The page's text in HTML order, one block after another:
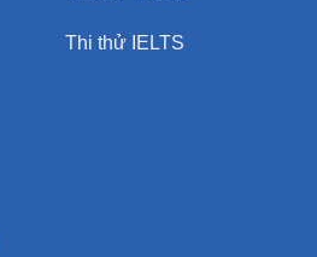
Thi thử IELTS